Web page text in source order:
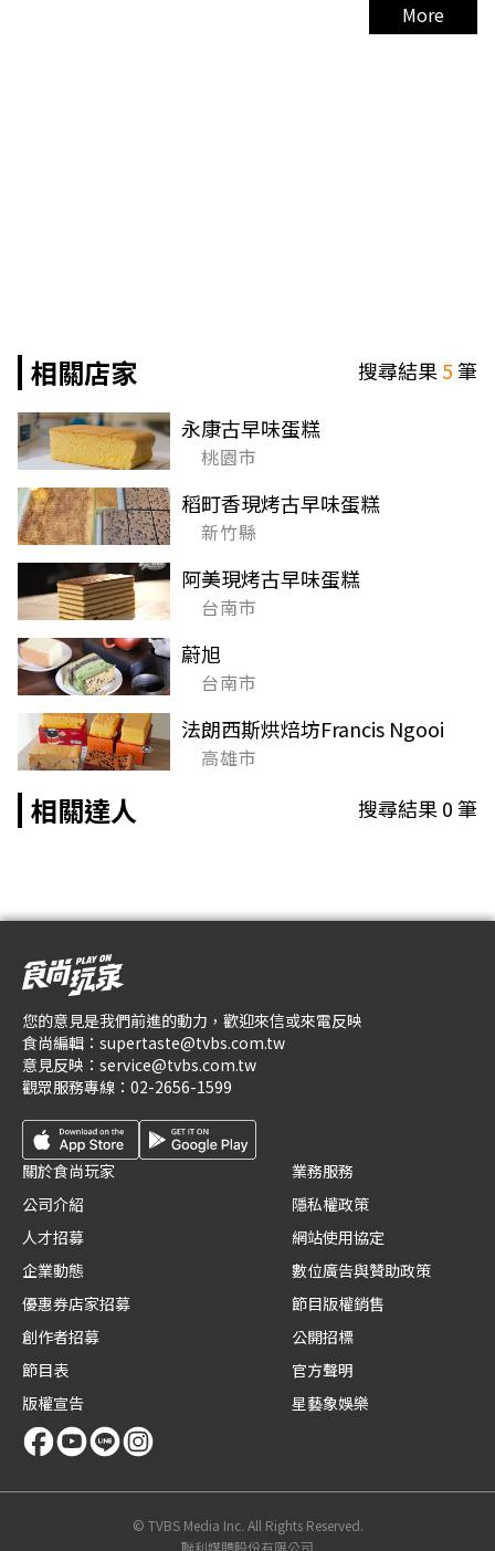
More
相關店家 搜尋結果5筆
永康古早味蛋糕
桃園市
稻町香現烤古早味蛋糕
新竹縣
阿美現烤古早味蛋糕
台南市
蔚旭
台南市
法朗西斯烘焙坊Francis Ngooi
高雄市
相關達人 搜尋結果0筆
您的意見是我們前進的動力，歡迎來信或來電反映
食尚編輯： supertaste@tvbs.com.tw
意見反映： service@tvbs.com.tw
觀眾服務專線： 02-2656-1599
關於食尚玩家
公司介紹
人才招募
企業動態
優惠券店家招募
創作者招募
節目表
版權宣告
業務服務
隱私權政策
網站使用協定
數位廣告與贊助政策
節目版權銷售
公開招標
官方聲明
星藝象娛樂
© TVBS Media Inc. All Rights Reserved.
聯利媒體股份有限公司